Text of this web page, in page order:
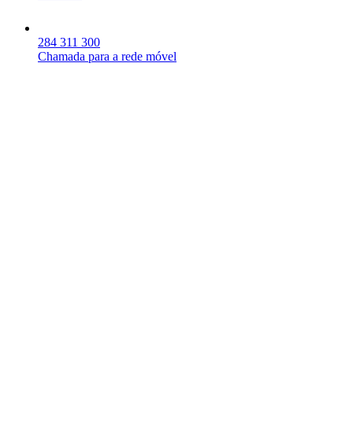
284 311 300
Chamada para a rede móvel